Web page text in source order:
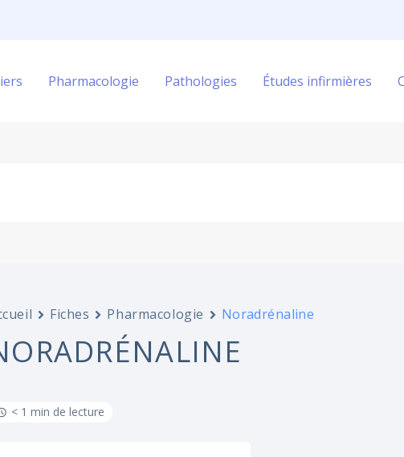
Pharmacologie Pathologies Études infirmières
Fiches Pharmacologie Noradrénaline
< 1 min de lecture